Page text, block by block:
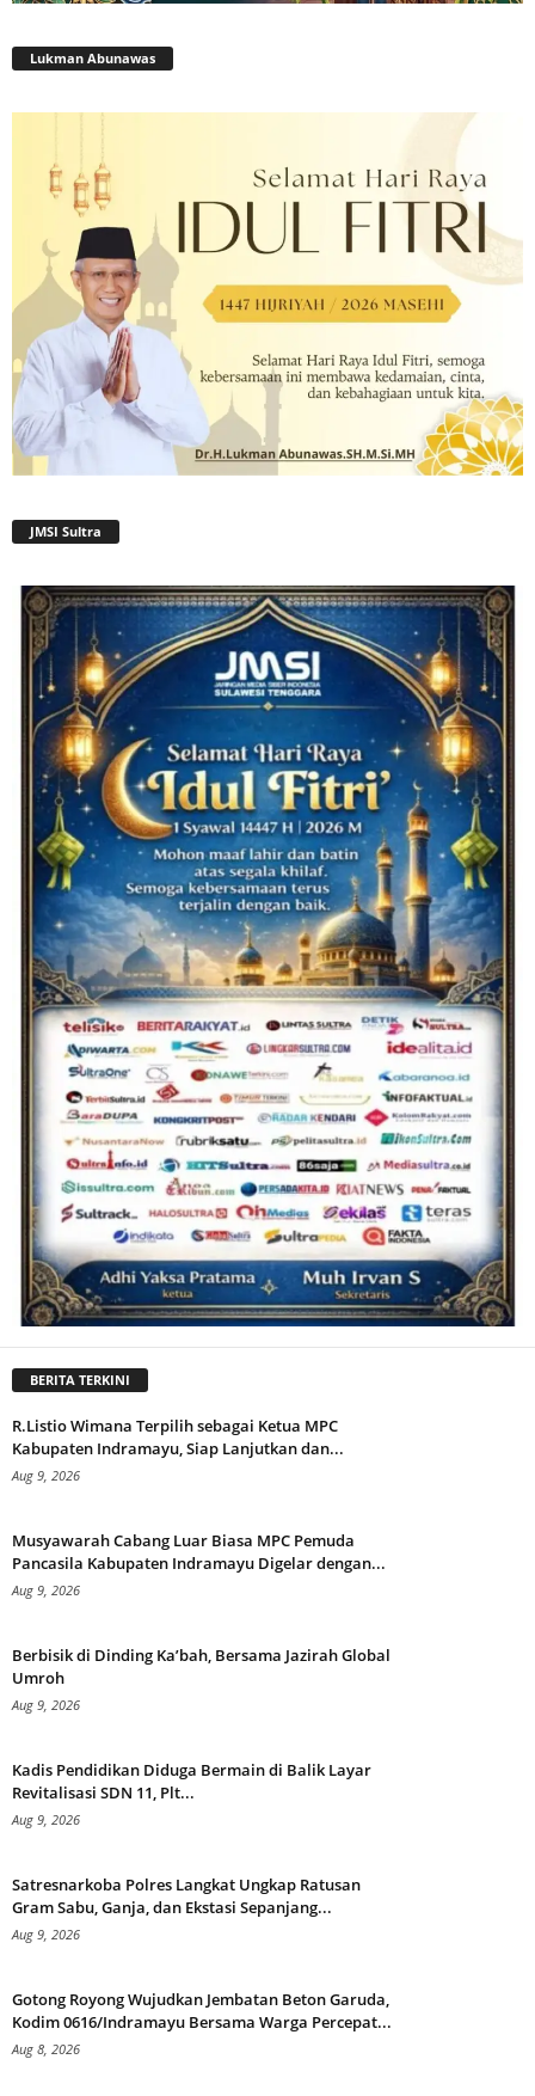
Lukman Abunawas
JMSI Sultra
BERITA TERKINI
R.Listio Wimana Terpilih sebagai Ketua MPC
Kabupaten Indramayu, Siap Lanjutkan dan...
Aug 9, 2026
Musyawarah Cabang Luar Biasa MPC Pemuda
Pancasila Kabupaten Indramayu Digelar dengan...
Aug 9, 2026
Berbisik di Dinding Ka’bah, Bersama Jazirah Global
Umroh
Aug 9, 2026
Kadis Pendidikan Diduga Bermain di Balik Layar
Revitalisasi SDN 11, Plt...
Aug 9, 2026
Satresnarkoba Polres Langkat Ungkap Ratusan
Gram Sabu, Ganja, dan Ekstasi Sepanjang...
Aug 9, 2026
Gotong Royong Wujudkan Jembatan Beton Garuda,
Kodim 0616/Indramayu Bersama Warga Percepat...
Aug 8, 2026